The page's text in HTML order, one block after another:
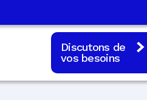
Discutons de
vos besoins